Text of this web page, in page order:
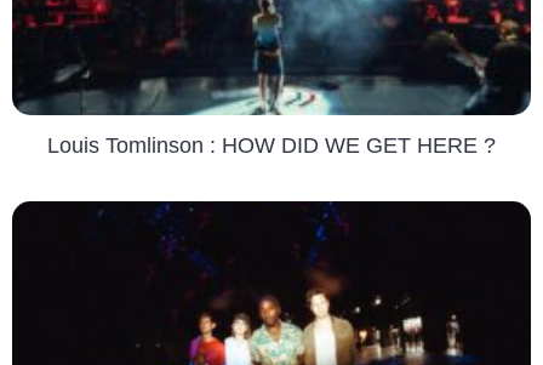
Louis Tomlinson : HOW DID WE GET HERE ?